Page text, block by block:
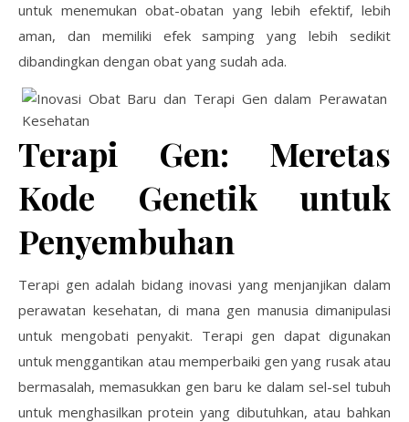
untuk menemukan obat-obatan yang lebih efektif, lebih
aman, dan memiliki efek samping yang lebih sedikit
dibandingkan dengan obat yang sudah ada.
Terapi Gen: Meretas
Kode Genetik untuk
Penyembuhan
Terapi gen adalah bidang inovasi yang menjanjikan dalam
perawatan kesehatan, di mana gen manusia dimanipulasi
untuk mengobati penyakit. Terapi gen dapat digunakan
untuk menggantikan atau memperbaiki gen yang rusak atau
bermasalah, memasukkan gen baru ke dalam sel-sel tubuh
untuk menghasilkan protein yang dibutuhkan, atau bahkan